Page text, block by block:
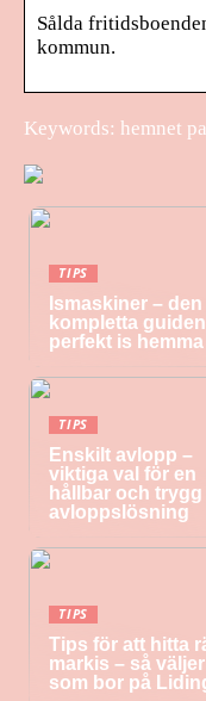
Sålda
kommun.
Keywords: hemnet
TIPS
Ismaskiner – den
kompletta guiden
perfekt is hemma
TIPS
Enskilt avlopp –
viktiga val för en
hållbar och trygg
avloppslösning
TIPS
Tips för att hitta
markis – så
som bor på